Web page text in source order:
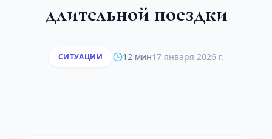
длительной поездки
СИТУАЦИИ 12 мин17 января 2026 г.